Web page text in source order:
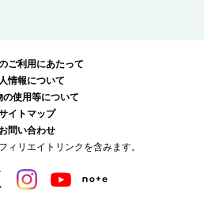
ご利用にあたって
情報について
の使用等について
イトマップ
お問い合わせ
ィリエイトリンクを含みます。